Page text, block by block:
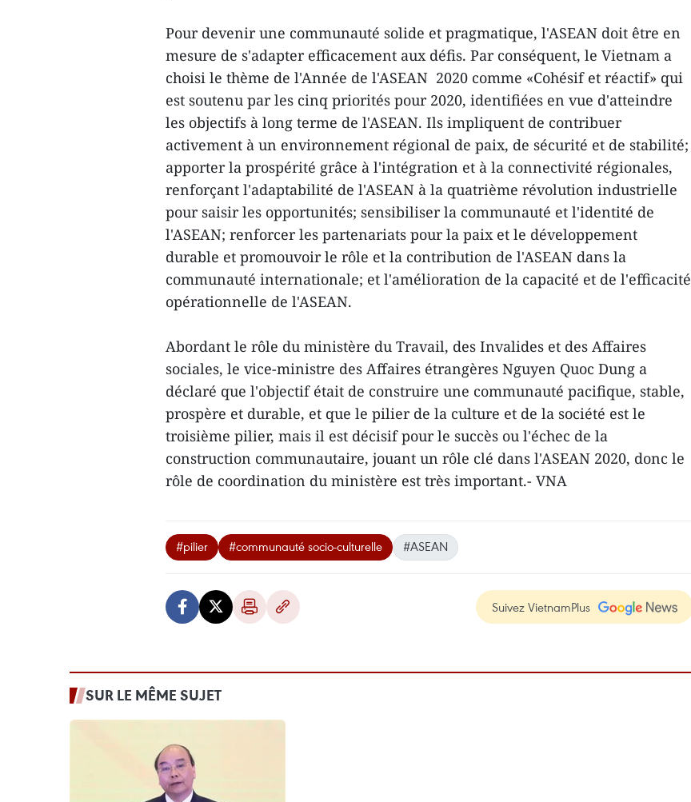
Pour devenir une communauté solide et pragmatique, l'ASEAN doit être en
mesure de s'adapter efficacement aux défis. Par conséquent, le Vietnam a
choisi le thème de l'Année de l'ASEAN 2020 comme «Cohésif et réactif» qui
est soutenu par les cinq priorités pour 2020, identifiées en vue d'atteindre
les objectifs à long terme de l'ASEAN. Ils impliquent de contribuer
activement à un environnement régional de paix, de sécurité et de stabilité;
apporter la prospérité grâce à l'intégration et à la connectivité régionales,
renforçant l'adaptabilité de l'ASEAN à la quatrième révolution industrielle
pour saisir les opportunités; sensibiliser la communauté et l'identité de
l'ASEAN; renforcer les partenariats pour la paix et le développement
durable et promouvoir le rôle et la contribution de l'ASEAN dans la
communauté internationale; et l'amélioration de la capacité et de l'efficacité
opérationnelle de l'ASEAN.
Abordant le rôle du ministère du Travail, des Invalides et des Affaires
sociales, le vice-ministre des Affaires étrangères Nguyen Quoc Dung a
déclaré que l'objectif était de construire une communauté pacifique, stable,
prospère et durable, et que le pilier de la culture et de la société est le
troisième pilier, mais il est décisif pour le succès ou l'échec de la
construction communautaire, jouant un rôle clé dans l'ASEAN 2020, donc le
rôle de coordination du ministère est très important.- VNA
#pilier #communauté socio-culturelle #ASEAN
Suivez VietnamPlus
SUR LE MÊME SUJET